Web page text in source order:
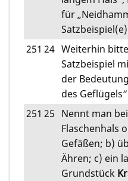
für
251 24 Weiterhin
Satzbeispiel
der
des
251 25 Nennt man
Flaschenhals
Gefäßen; b)
Ähren; c) ein
Grundstück